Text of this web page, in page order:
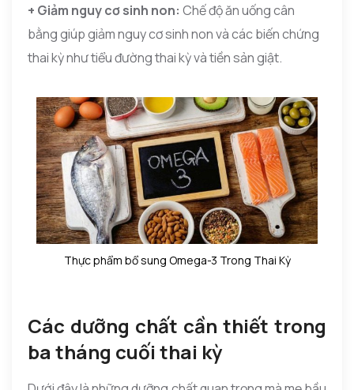
+ Giảm nguy cơ sinh non: Chế độ ăn uống cân
bằng giúp giảm nguy cơ sinh non và các biến chứng
thai kỳ như tiểu đường thai kỳ và tiền sản giật.
Thực phẩm bổ sung Omega-3 Trong Thai Kỳ
Các dưỡng chất cần thiết trong
ba tháng cuối thai kỳ